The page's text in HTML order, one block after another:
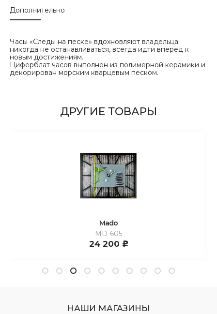
Дополнительно
Часы «Следы на песке» вдохновляют владельца
никогда не останавливаться, всегда идти вперед к
новым достижениям.
Циферблат часов выполнен из полимерной керамики и
декорирован морским кварцевым песком.
ДРУГИЕ ТОВАРЫ
Mado
MD-605
24 200 c
НАШИ МАГАЗИНЫ